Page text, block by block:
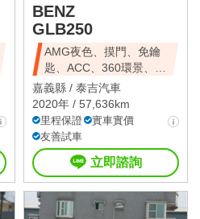
BENZ
GLB250
AMG夜色、摸門、免鑰
匙、ACC、360環景、前
後雷達、倒車
嘉義縣 / 泰吉汽車
2020年 / 57,636km
里程保證
實車實價
友善試車
立即諮詢